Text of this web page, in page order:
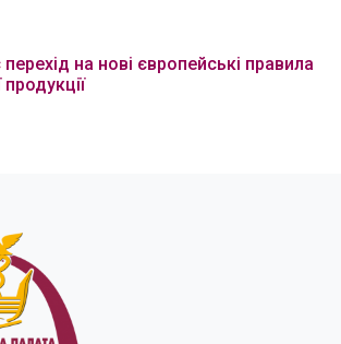
перехід на нові європейські правила